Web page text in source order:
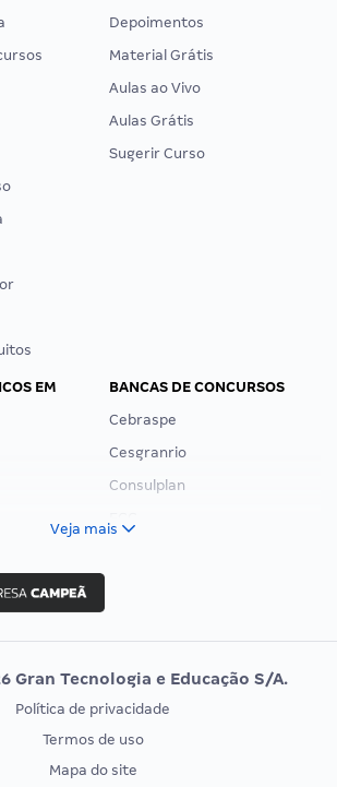
Depoimentos
Material Grátis
Aulas ao Vivo
Aulas Grátis
Sugerir Curso
EM
BANCAS DE CONCURSOS
Cebraspe
Cesgranrio
Consulplan
Vunesp
EXAME DE ORDEM
Veja mais
Gran Tecnologia e Educação S/A.
Política de privacidade
Termos de uso
Mapa do site